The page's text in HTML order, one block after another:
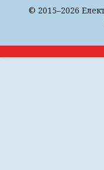
© 2015–2026